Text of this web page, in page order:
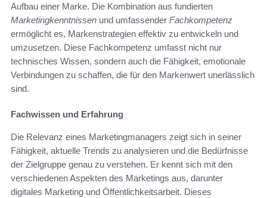
Aufbau einer Marke. Die Kombination aus fundierten
Marketingkenntnissen und umfassender Fachkompetenz
ermöglicht es, Markenstrategien effektiv zu entwickeln und
umzusetzen. Diese Fachkompetenz umfasst nicht nur
technisches Wissen, sondern auch die Fähigkeit, emotionale
Verbindungen zu schaffen, die für den Markenwert unerlässlich
sind.
Fachwissen und Erfahrung
Die Relevanz eines Marketingmanagers zeigt sich in seiner
Fähigkeit, aktuelle Trends zu analysieren und die Bedürfnisse
der Zielgruppe genau zu verstehen. Er kennt sich mit den
verschiedenen Aspekten des Marketings aus, darunter
digitales Marketing und Öffentlichkeitsarbeit. Dieses